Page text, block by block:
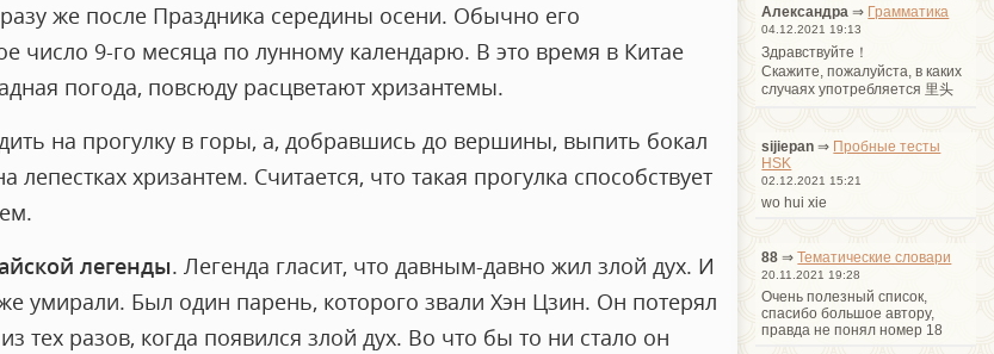
же после Праздника середины осени. Обычно его
число 9-го месяца по лунному календарю. В это время в Китае
погода, повсюду расцветают хризантемы.
на прогулку в горы, а, добравшись до вершины, выпить бокал
лепестках хризантем. Считается, что такая прогулка способствует
легенды. Легенда гласит, что давным-давно жил злой дух. И
умирали. Был один парень, которого звали Хэн Цзин. Он потерял
тех разов, когда появился злой дух. Во что бы то ни стало он
Александра ⇒ Грамматика
04.12.2021 19:13
Здравствуйте！
Cкажите, пожалуйста, в каких
случаях употребляется 里头
sijiepan ⇒ Пробные тесты
HSK
02.12.2021 15:21
wo hui xie
88 ⇒Тематические словари
20.11.2021 19:28
Очень полезный список,
спасибо большое автору,
правда не понял номер 18